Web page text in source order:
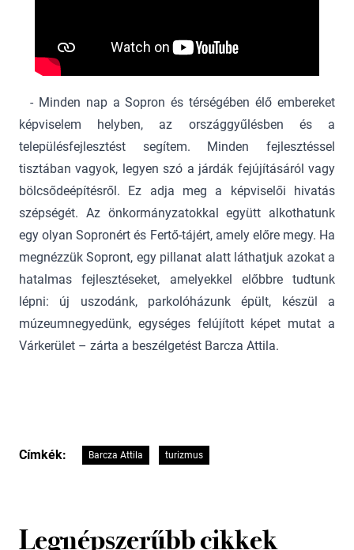
- Minden nap a Sopron és térségében élő embereket
képviselem helyben, az országgyűlésben és a
településfejlesztést segítem. Minden fejlesztéssel
tisztában vagyok, legyen szó a járdák fejújításáról vagy
bölcsődeépítésről. Ez adja meg a képviselői hivatás
szépségét. Az önkormányzatokkal együtt alkothatunk
egy olyan Sopronért és Fertő-tájért, amely előre megy. Ha
megnézzük Sopront, egy pillanat alatt láthatjuk azokat a
hatalmas fejlesztéseket, amelyekkel előbbre tudtunk
lépni: új uszodánk, parkolóházunk épült, készül a
múzeumnegyedünk, egységes felújított képet mutat a
Várkerület – zárta a beszélgetést Barcza Attila.
Címkék: Barcza Attila turizmus
Legnépszerűbb cikkek